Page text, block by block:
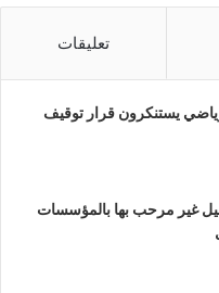
تعليقات
يستنكرون قرار توقيف
غير مرحب بها بالمؤسسات